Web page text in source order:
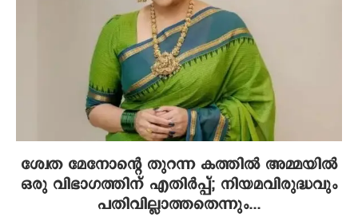
ശ്വേത മേനോന്റെ തുറന്ന കത്തിൽ അമ്മയിൽ
ഒരു വിഭാ​ഗത്തിന് എതിർപ്പ്; നിയമവിരുദ്ധവും
പതിവില്ലാത്തതെന്നും...